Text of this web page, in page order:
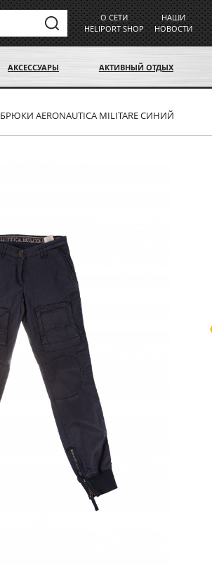
О СЕТИ
HELIPORT SHOP
НАШИ
НОВОСТИ
АКСЕССУАРЫ АКТИВНЫЙ ОТДЫХ
БРЮКИ AERONAUTICA MILITARE СИНИЙ